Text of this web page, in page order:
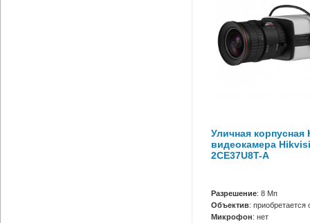
Уличная корпусная
видеокамера
2CE37U8T-A
Разрешение: 8 Мп
Объектив: приобретается
Микрофон: нет